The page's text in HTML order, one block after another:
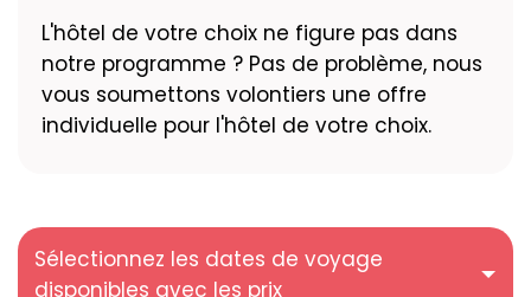
L'hôtel de votre choix ne figure pas dans
notre programme ? Pas de problème, nous
vous soumettons volontiers une offre
individuelle pour l'hôtel de votre choix.
Sélectionnez les dates de voyage
disponibles avec les prix